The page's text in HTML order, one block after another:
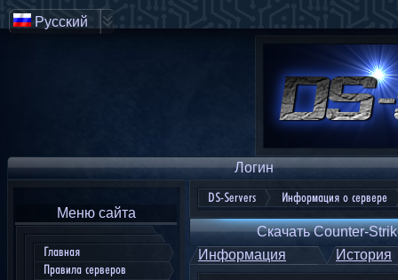
Логин
Меню сайта
Главная
Правила серверов
DS-Servers Информация о сервере
Скачать Counter-
Информация
История
Русский